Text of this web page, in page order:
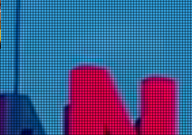
YWP bantu pesakit
pasca COVID-19
kategori 5 di PPR